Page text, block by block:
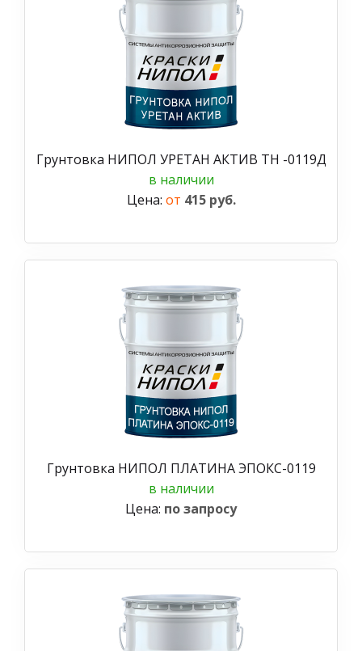
Грунтовка НИПОЛ УРЕТАН АКТИВ ТН -0119Д
в наличии
Цена: от 415 руб.
Грунтовка НИПОЛ ПЛАТИНА ЭПОКС-0119
в наличии
Цена: по запросу